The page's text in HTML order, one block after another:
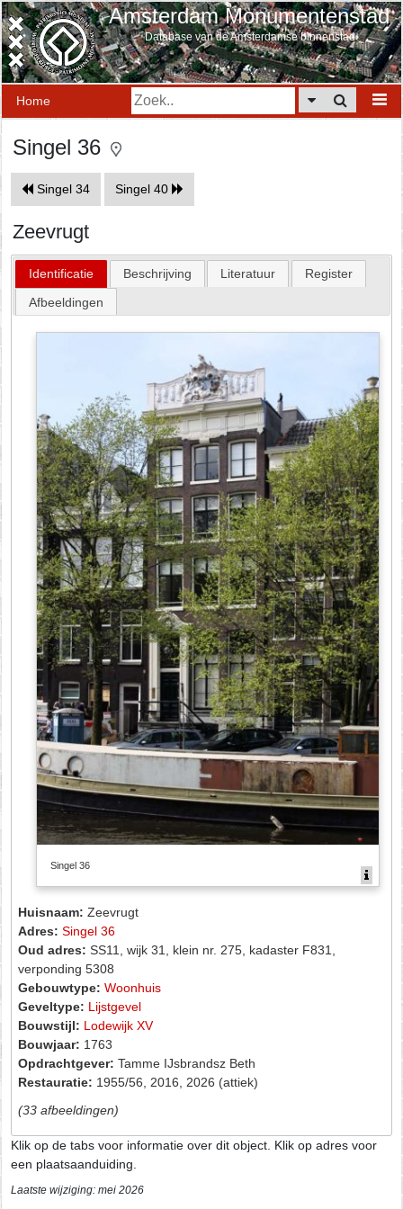
Amsterdam Monumentenstad
Database van de Amsterdamse binnenstad
Home
Singel 36
Singel 34 Singel 40
Zeevrugt
Identificatie Beschrijving Literatuur
Register
Afbeeldingen
Singel 36
Huisnaam: Zeevrugt
Adres: Singel 36
Oud adres: SS11, wijk 31, klein nr. 275, kadaster F831,
verponding 5308
Gebouwtype: Woonhuis
Geveltype: Lijstgevel
Bouwstijl: Lodewijk XV
Bouwjaar: 1763
Opdrachtgever: Tamme IJsbrandsz Beth
Restauratie: 1955/56, 2016, 2026 (attiek)
(33 afbeeldingen)
Klik op de tabs voor informatie over dit object. Klik op adres voor
een plaatsaanduiding.
Laatste wijziging: mei 2026